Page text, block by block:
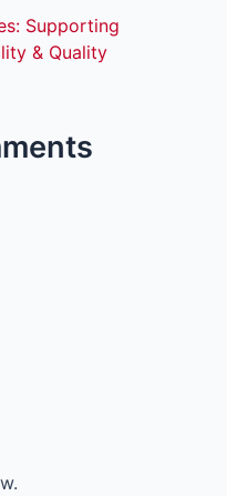
Supporting
& Quality